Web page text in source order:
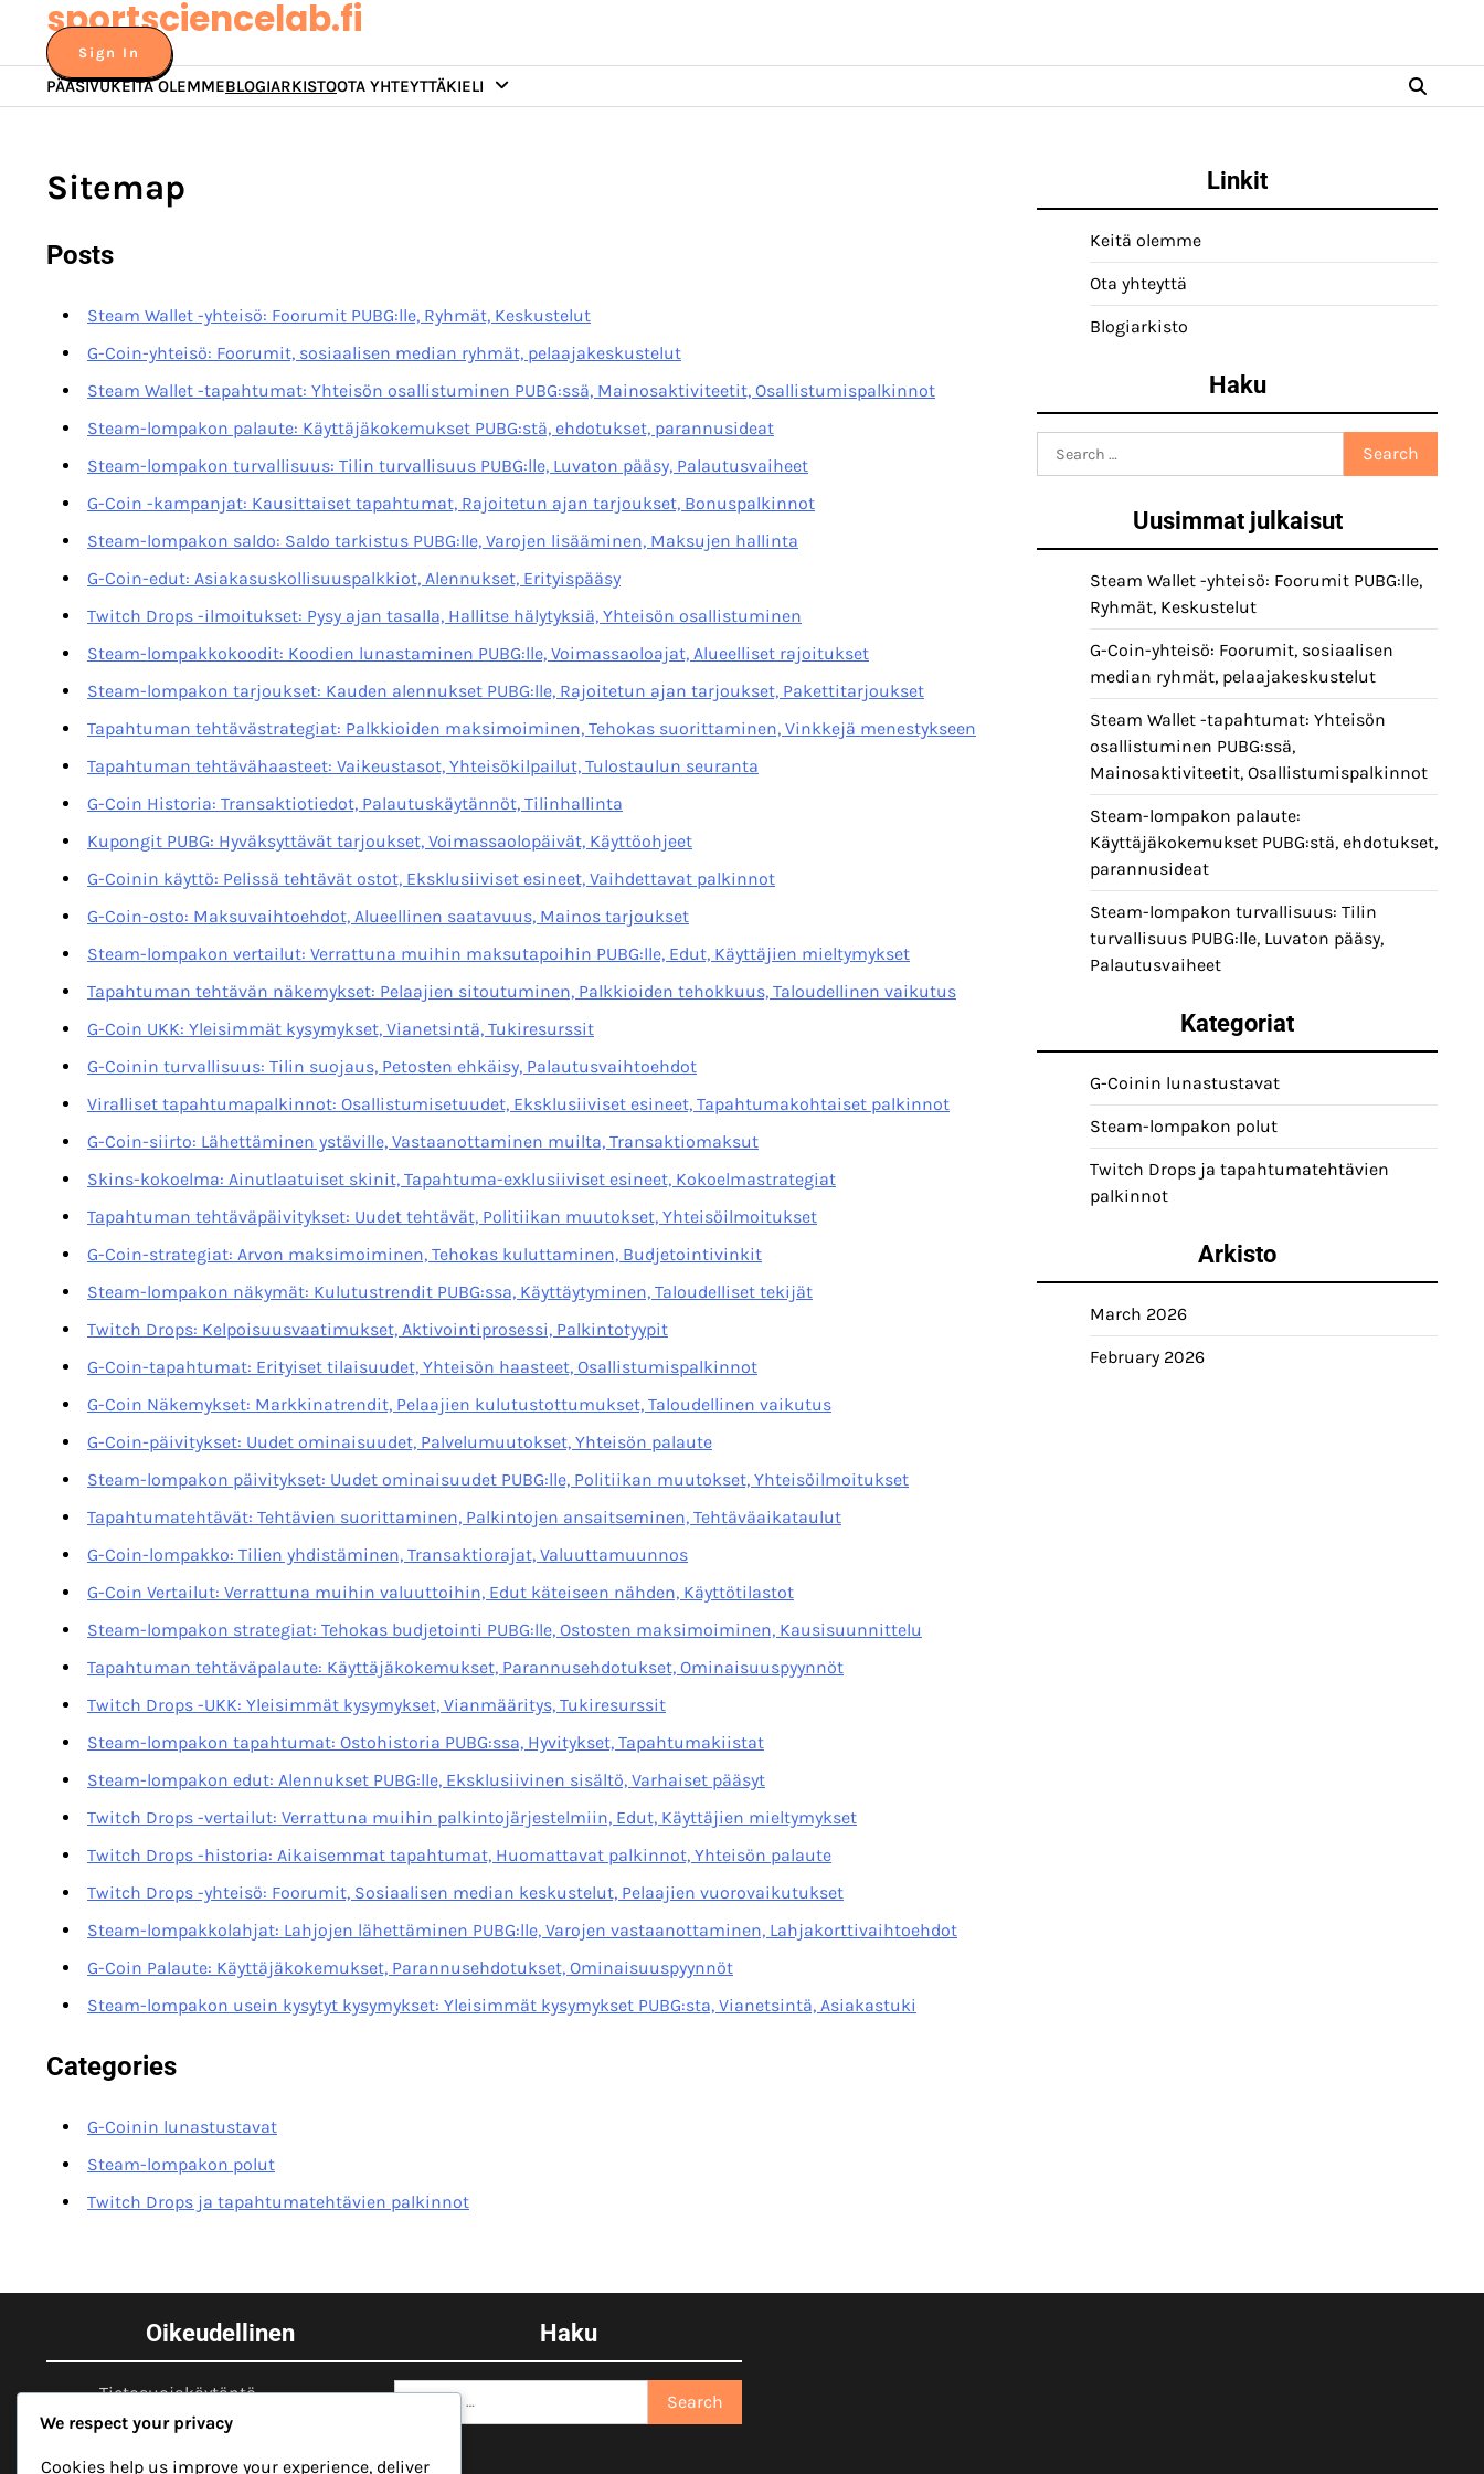
content
sportsciencelab.fi
Sign In
PÄÄSIVUKEITÄ OLEMMEBLOGIARKISTOOTA YHTEYTTÄKIELI
Sitemap
Posts
Steam Wallet -yhteisö: Foorumit PUBG:lle, Ryhmät, Keskustelut
G-Coin-yhteisö: Foorumit, sosiaalisen median ryhmät, pelaajakeskustelut
Steam Wallet -tapahtumat: Yhteisön osallistuminen PUBG:ssä, Mainosaktiviteetit, Osallistumispalkinnot
Steam-lompakon palaute: Käyttäjäkokemukset PUBG:stä, ehdotukset, parannusideat
Steam-lompakon turvallisuus: Tilin turvallisuus PUBG:lle, Luvaton pääsy, Palautusvaiheet
G-Coin -kampanjat: Kausittaiset tapahtumat, Rajoitetun ajan tarjoukset, Bonuspalkinnot
Steam-lompakon saldo: Saldo tarkistus PUBG:lle, Varojen lisääminen, Maksujen hallinta
G-Coin-edut: Asiakasuskollisuuspalkkiot, Alennukset, Erityispääsy
Twitch Drops -ilmoitukset: Pysy ajan tasalla, Hallitse hälytyksiä, Yhteisön osallistuminen
Steam-lompakkokoodit: Koodien lunastaminen PUBG:lle, Voimassaoloajat, Alueelliset rajoitukset
Steam-lompakon tarjoukset: Kauden alennukset PUBG:lle, Rajoitetun ajan tarjoukset, Pakettitarjoukset
Tapahtuman tehtävästrategiat: Palkkioiden maksimoiminen, Tehokas suorittaminen, Vinkkejä menestykseen
Tapahtuman tehtävähaasteet: Vaikeustasot, Yhteisökilpailut, Tulostaulun seuranta
G-Coin Historia: Transaktiotiedot, Palautuskäytännöt, Tilinhallinta
Kupongit PUBG: Hyväksyttävät tarjoukset, Voimassaolopäivät, Käyttöohjeet
G-Coinin käyttö: Pelissä tehtävät ostot, Eksklusiiviset esineet, Vaihdettavat palkinnot
G-Coin-osto: Maksuvaihtoehdot, Alueellinen saatavuus, Mainos tarjoukset
Steam-lompakon vertailut: Verrattuna muihin maksutapoihin PUBG:lle, Edut, Käyttäjien mieltymykset
Tapahtuman tehtävän näkemykset: Pelaajien sitoutuminen, Palkkioiden tehokkuus, Taloudellinen vaikutus
G-Coin UKK: Yleisimmät kysymykset, Vianetsintä, Tukiresurssit
G-Coinin turvallisuus: Tilin suojaus, Petosten ehkäisy, Palautusvaihtoehdot
Viralliset tapahtumapalkinnot: Osallistumisetuudet, Eksklusiiviset esineet, Tapahtumakohtaiset palkinnot
G-Coin-siirto: Lähettäminen ystäville, Vastaanottaminen muilta, Transaktiomaksut
Skins-kokoelma: Ainutlaatuiset skinit, Tapahtuma-exklusiiviset esineet, Kokoelmastrategiat
Tapahtuman tehtäväpäivitykset: Uudet tehtävät, Politiikan muutokset, Yhteisöilmoitukset
G-Coin-strategiat: Arvon maksimoiminen, Tehokas kuluttaminen, Budjetointivinkit
Steam-lompakon näkymät: Kulutustrendit PUBG:ssa, Käyttäytyminen, Taloudelliset tekijät
Twitch Drops: Kelpoisuusvaatimukset, Aktivointiprosessi, Palkintotyypit
G-Coin-tapahtumat: Erityiset tilaisuudet, Yhteisön haasteet, Osallistumispalkinnot
G-Coin Näkemykset: Markkinatrendit, Pelaajien kulutustottumukset, Taloudellinen vaikutus
G-Coin-päivitykset: Uudet ominaisuudet, Palvelumuutokset, Yhteisön palaute
Steam-lompakon päivitykset: Uudet ominaisuudet PUBG:lle, Politiikan muutokset, Yhteisöilmoitukset
Tapahtumatehtävät: Tehtävien suorittaminen, Palkintojen ansaitseminen, Tehtäväaikataulut
G-Coin-lompakko: Tilien yhdistäminen, Transaktiorajat, Valuuttamuunnos
G-Coin Vertailut: Verrattuna muihin valuuttoihin, Edut käteiseen nähden, Käyttötilastot
Steam-lompakon strategiat: Tehokas budjetointi PUBG:lle, Ostosten maksimoiminen, Kausisuunnittelu
Tapahtuman tehtäväpalaute: Käyttäjäkokemukset, Parannusehdotukset, Ominaisuuspyynnöt
Twitch Drops -UKK: Yleisimmät kysymykset, Vianmääritys, Tukiresurssit
Steam-lompakon tapahtumat: Ostohistoria PUBG:ssa, Hyvitykset, Tapahtumakiistat
Steam-lompakon edut: Alennukset PUBG:lle, Eksklusiivinen sisältö, Varhaiset pääsyt
Twitch Drops -vertailut: Verrattuna muihin palkintojärjestelmiin, Edut, Käyttäjien mieltymykset
Twitch Drops -historia: Aikaisemmat tapahtumat, Huomattavat palkinnot, Yhteisön palaute
Twitch Drops -yhteisö: Foorumit, Sosiaalisen median keskustelut, Pelaajien vuorovaikutukset
Steam-lompakkolahjat: Lahjojen lähettäminen PUBG:lle, Varojen vastaanottaminen, Lahjakorttivaihtoehdot
G-Coin Palaute: Käyttäjäkokemukset, Parannusehdotukset, Ominaisuuspyynnöt
Steam-lompakon usein kysytyt kysymykset: Yleisimmät kysymykset PUBG:sta, Vianetsintä, Asiakastuki
Categories
G-Coinin lunastustavat
Steam-lompakon polut
Twitch Drops ja tapahtumatehtävien palkinnot
Linkit
Keitä olemme
Ota yhteyttä
Blogiarkisto
Haku
for:
Uusimmat julkaisut
Steam Wallet -yhteisö: Foorumit PUBG:lle,
Ryhmät, Keskustelut
G-Coin-yhteisö: Foorumit, sosiaalisen
median ryhmät, pelaajakeskustelut
Steam Wallet -tapahtumat: Yhteisön
osallistuminen PUBG:ssä,
Mainosaktiviteetit, Osallistumispalkinnot
Steam-lompakon palaute:
Käyttäjäkokemukset PUBG:stä, ehdotukset,
parannusideat
Steam-lompakon turvallisuus: Tilin
turvallisuus PUBG:lle, Luvaton pääsy,
Palautusvaiheet
Kategoriat
G-Coinin lunastustavat
Steam-lompakon polut
Twitch Drops ja tapahtumatehtävien
palkinnot
Arkisto
March 2026
February 2026
Oikeudellinen
Tietosuojakäytäntö
Käyttäjäsopimus
Haku
Search
We respect your privacy
Cookies help us improve your experience, deliver